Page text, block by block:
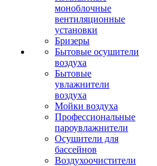
моноблочные
вентиляционные
установки
Бризеры
Бытовые осушители
воздуха
Бытовые
увлажнители
воздуха
Мойки воздуха
Профессиональные
пароувлажнители
Осушители для
бассейнов
Воздухоочистители